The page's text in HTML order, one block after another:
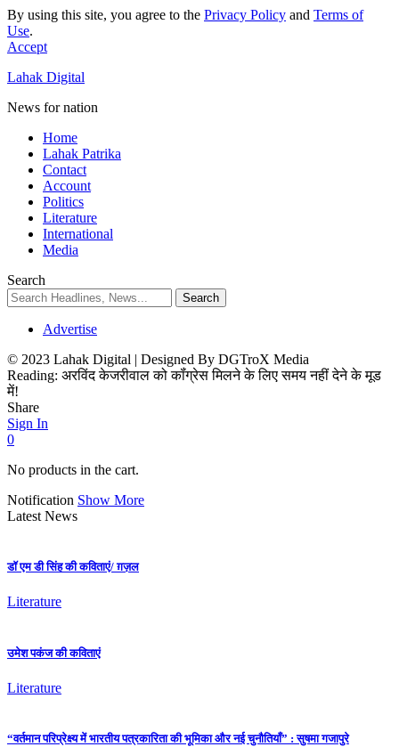
By using this site, you agree to the Privacy Policy and Terms of
Use.
Accept
Lahak Digital
News for nation
Home
Lahak Patrika
Contact
Account
Politics
Literature
International
Media
Search
Advertise
© 2023 Lahak Digital | Designed By DGTroX Media
Reading: अरविंद केजरीवाल को कॉंग्रेस मिलने के लिए समय नहीं देने के मूड
में!
Share
Sign In
0
No products in the cart.
Notification Show More
Latest News
डॉ एम डी सिंह की कविताएं/ ग़ज़ल
Literature
उमेश पकंज की कविताएं
Literature
“वर्तमान परिप्रेक्ष्य में भारतीय पत्रकारिता की भूमिका और नई चुनौतियाँ” : सुषमा गजापुरे